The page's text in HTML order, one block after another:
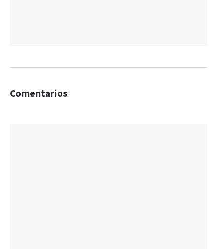
Comentarios